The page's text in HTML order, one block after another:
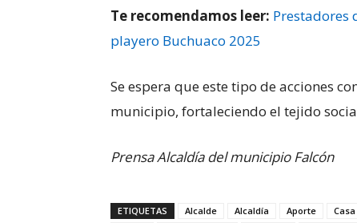
Te recomendamos leer: Prestadores
playero Buchuaco 2025
Se espera que este tipo de acciones
municipio, fortaleciendo el tejido
Prensa Alcaldía del municipio Falcón
ETIQUETAS Alcalde Alcaldía Aporte